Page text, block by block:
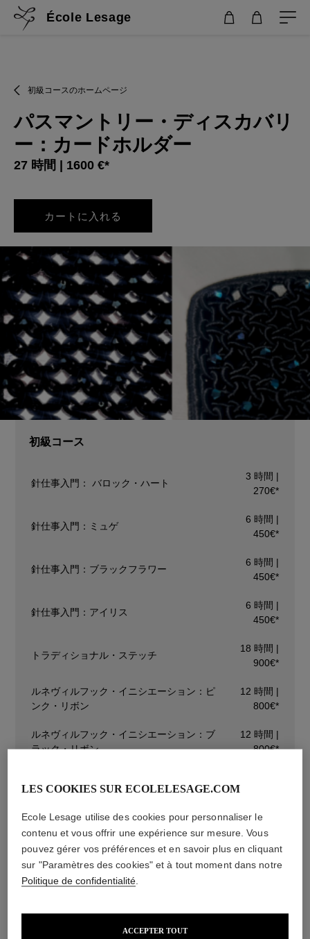
École Lesage
初級コースのホームページ
パスマントリー・ディスカバリ
ー：カードホルダー
27 時間 | 1600 €*
カートに入れる
初級コース
針仕事入門： バロック・ハート
3 時間 |
270€*
針仕事入門：ミュゲ
6 時間 |
450€*
針仕事入門：ブラックフラワー
6 時間 |
450€*
針仕事入門：アイリス
6 時間 |
450€*
トラディショナル・ステッチ
18 時間 |
900€*
ルネヴィルフック・イニシエーション：ピ
ンク・リボン
12 時間 |
800€*
ルネヴィルフック・イニシエーション：ブ
ラック・リボン
12 時間 |
800€*
ワイト・リボン
ルネヴィル・フック・イニシエーション レ
ベル2：ケシの花
18 時間 |
1150€*
カネティーユ ゴールド刺繍
18 時間 |
LES COOKIES SUR ECOLELESAGE.COM
Ecole Lesage utilise des cookies pour personnaliser le
contenu et vous offrir une expérience sur mesure. Vous
pouvez gérer vos préférences et en savoir plus en cliquant
sur "Paramètres des cookies" et à tout moment dans notre
Politique de confidentialité
ACCEPTER TOUT